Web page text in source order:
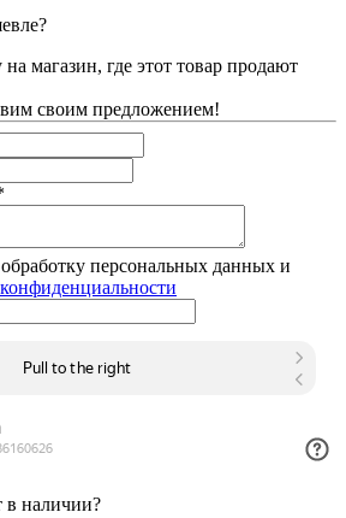
магазин, где этот товар продают
своим предложением!
персональных данных и
в наличии?